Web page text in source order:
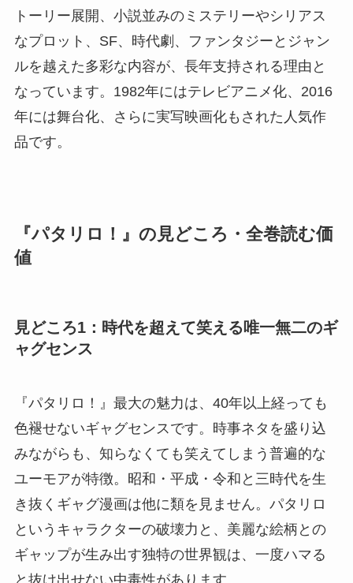
トーリー展開、小説並みのミステリーやシリアス
なプロット、SF、時代劇、ファンタジーとジャン
ルを越えた多彩な内容が、長年支持される理由と
なっています。1982年にはテレビアニメ化、2016
年には舞台化、さらに実写映画化もされた人気作
品です。
『パタリロ！』の見どころ・全巻読む価
値
見どころ1：時代を超えて笑える唯一無二のギ
ャグセンス
『パタリロ！』最大の魅力は、40年以上経っても
色褪せないギャグセンスです。時事ネタを盛り込
みながらも、知らなくても笑えてしまう普遍的な
ユーモアが特徴。昭和・平成・令和と三時代を生
き抜くギャグ漫画は他に類を見ません。パタリロ
というキャラクターの破壊力と、美麗な絵柄との
ギャップが生み出す独特の世界観は、一度ハマる
と抜け出せない中毒性があります。